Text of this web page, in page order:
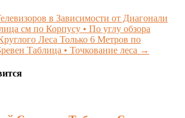
в Зависимости от Диагонали
см по Корпусу • По углу обзора
Леса Только 6 Метров по
Таблица • Точкование леса →